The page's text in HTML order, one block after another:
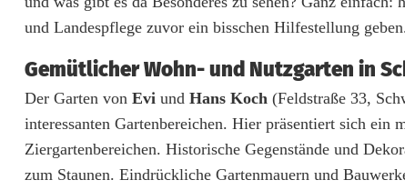
d
e
r
o
f
und Landespflege zuvor ein bisschen Hilfestellung
Gemütlicher Wohn- und Nutzgarten in
Der Garten von Evi und Hans Koch (Feldstraße 33,
interessanten Gartenbereichen. Hier präsentiert sich
Ziergartenbereichen. Historische Gegenstände und
zum Staunen. Eindrückliche Gartenmauern und